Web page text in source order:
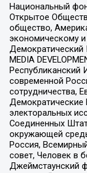
Национальный
Открытое
общество,
экономическому
MEDIA
Республиканский
современной
сотрудничества,
электоральных
Соединенных
окружающей
Россия,
совет, Человек в
Джеймстаунский